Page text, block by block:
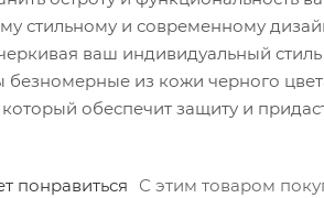
стильному и современному
ваш индивидуальный стиль
из кожи черного
который обеспечит защиту и
понравиться С этим товаром